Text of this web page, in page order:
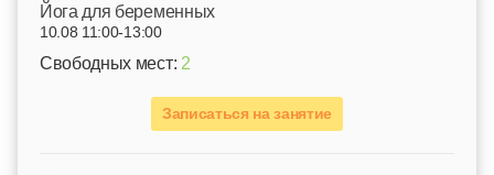
Йога для беременных
10.08 11:00-13:00
Свободных мест: 2
Записаться на занятие